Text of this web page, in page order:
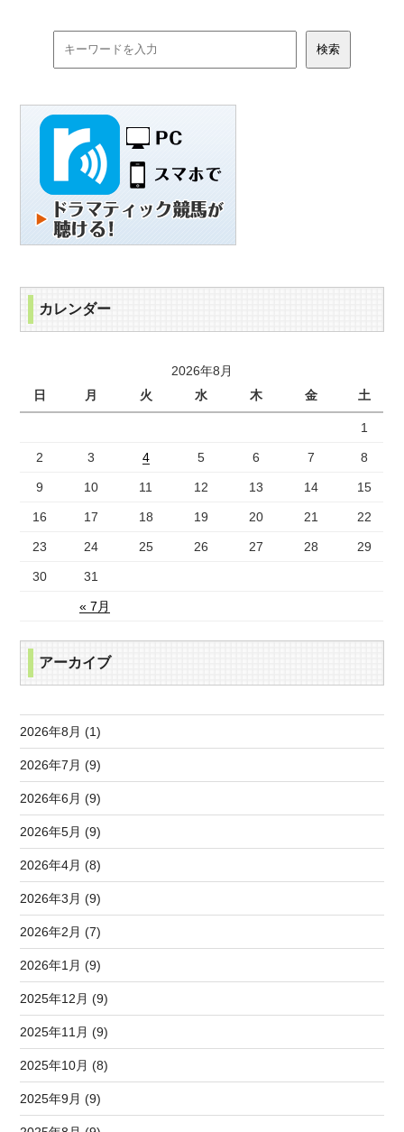
カレンダー
2026年8月
日
月 火 水 木 金 土
« 7月
1
2 3 4 5 6 7 8
9 10 11 12 13 14 15
16 17 18 19 20 21 22
23 24 25 26 27 28 29
30 31
アーカイブ
2026年8月 (1)
2026年7月 (9)
2026年6月 (9)
2026年5月 (9)
2026年4月 (8)
2026年3月 (9)
2026年2月 (7)
2026年1月 (9)
2025年12月 (9)
2025年11月 (9)
2025年10月 (8)
2025年9月 (9)